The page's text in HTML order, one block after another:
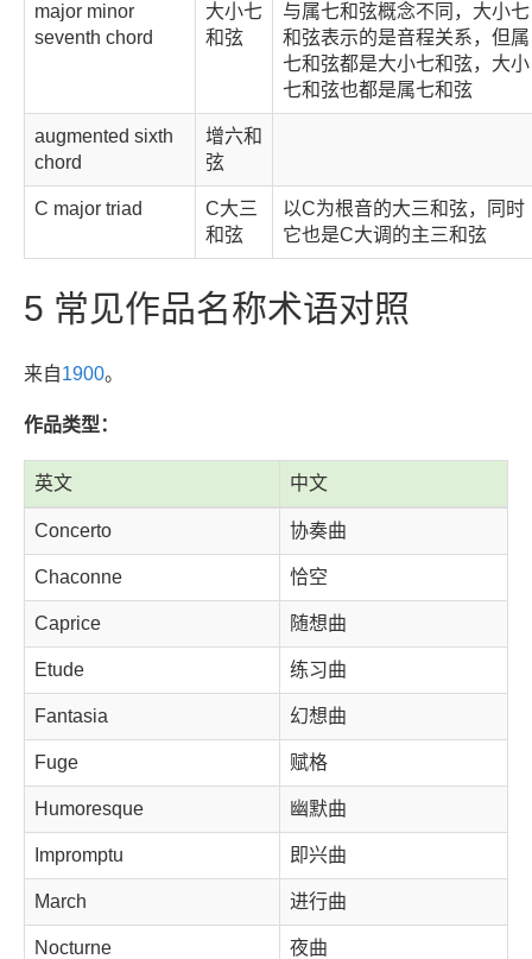
major minor
seventh chord
大小七
和弦
与属七和弦概念不同，大小七
和弦表示的是音程关系，但属
七和弦都是大小七和弦，大小
七和弦也都是属七和弦
augmented sixth
chord
增六和
弦
C major triad
C大三
和弦
以C为根音的大三和弦，同时
它也是C大调的主三和弦
5 常见作品名称术语对照
来自1900。
作品类型：
英文 中文
Concerto 协奏曲
Chaconne 恰空
Caprice 随想曲
Etude 练习曲
Fantasia 幻想曲
Fuge 赋格
Humoresque 幽默曲
Impromptu 即兴曲
March 进行曲
Nocturne 夜曲